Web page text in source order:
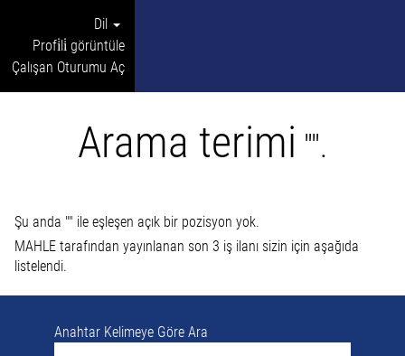
Dil
Profi̇li̇ görüntüle
Çalışan Oturumu Aç
Arama terimi "".
Şu anda "" ile eşleşen açık bir pozisyon yok.
MAHLE tarafından yayınlanan son 3 iş ilanı sizin için aşağıda
listelendi.
Anahtar Kelimeye Göre Ara